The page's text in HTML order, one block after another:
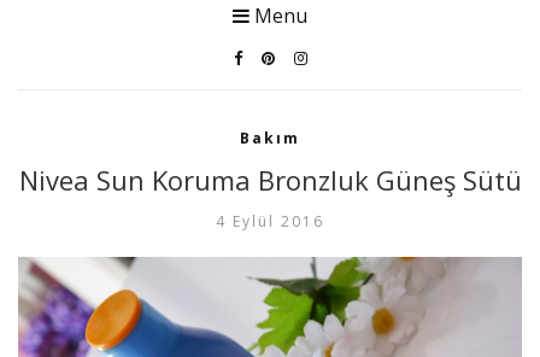
Menu
Bakım
Nivea Sun Koruma Bronzluk Güneş Sütü
4 Eylül 2016